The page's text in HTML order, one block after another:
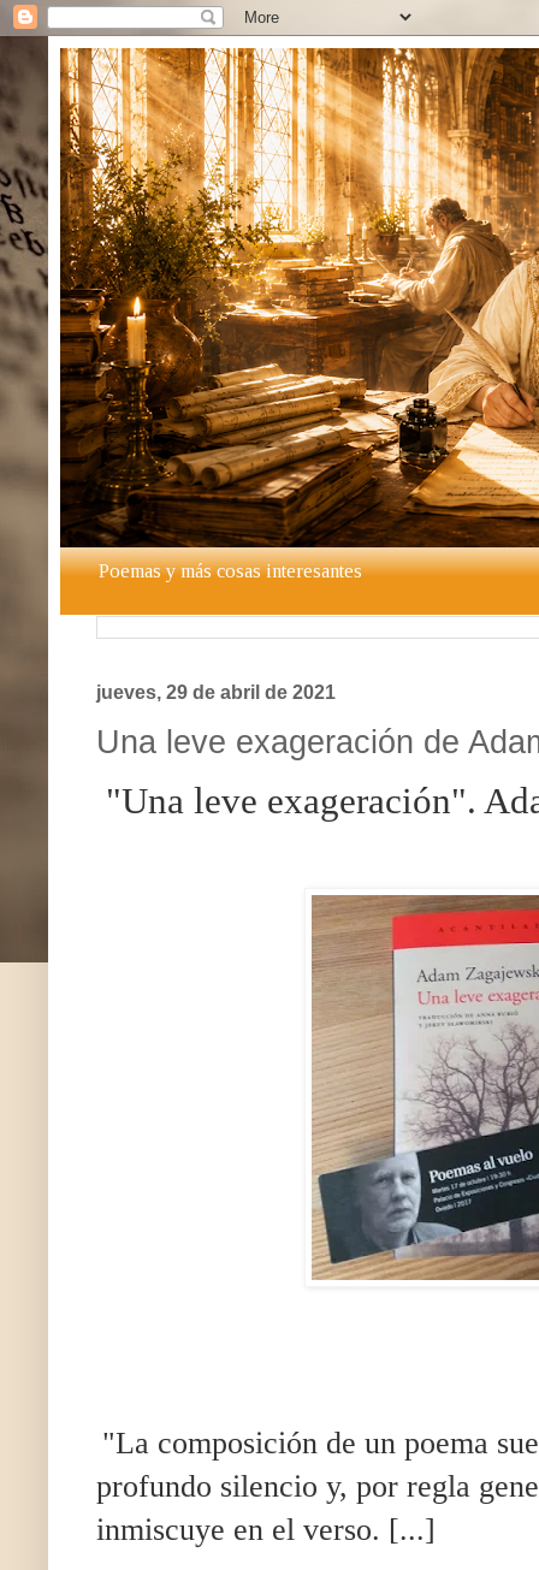
Poemas y más cosas interesantes
jueves, 29 de abril de 2021
Una leve exageración de
"Una leve exageración".
"La composición de un poema
profundo silencio y, por regla
inmiscuye en el verso. [...]